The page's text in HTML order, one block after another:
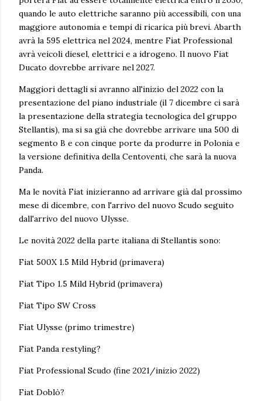
quando le auto elettriche saranno più accessibili, con una
maggiore autonomia e tempi di ricarica più brevi. Abarth
avrà la 595 elettrica nel 2024, mentre Fiat Professional
avrà veicoli diesel, elettrici e a idrogeno. Il nuovo Fiat
Ducato dovrebbe arrivare nel 2027.
Maggiori dettagli si avranno all'inizio del 2022 con la
presentazione del piano industriale (il 7 dicembre ci sarà
la presentazione della strategia tecnologica del gruppo
Stellantis), ma si sa già che dovrebbe arrivare una 500 di
segmento B e con cinque porte da produrre in Polonia e
la versione definitiva della Centoventi, che sarà la nuova
Panda.
Ma le novità Fiat inizieranno ad arrivare già dal prossimo
mese di dicembre, con l'arrivo del nuovo Scudo seguito
dall'arrivo del nuovo Ulysse.
Le novità 2022 della parte italiana di Stellantis sono:
Fiat 500X 1.5 Mild Hybrid (primavera)
Fiat Tipo 1.5 Mild Hybrid (primavera)
Fiat Tipo SW Cross
Fiat Ulysse (primo trimestre)
Fiat Panda restyling?
Fiat Professional Scudo (fine 2021/inizio 2022)
Fiat Doblò?